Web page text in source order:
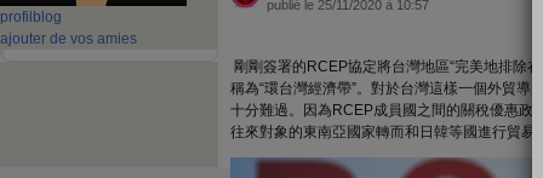
profil blog
ajouter de vos amies
publié le 25/11/2020 à 10:57
剛剛簽署的RCEP協定將台灣地區“完美地排除
稱為“環台灣經濟帶”。對於台灣這樣一個外貿導
十分難過。因為RCEP成員國之間的關稅優惠政
往來對象的東南亞國家轉而和日韓等國進行貿易